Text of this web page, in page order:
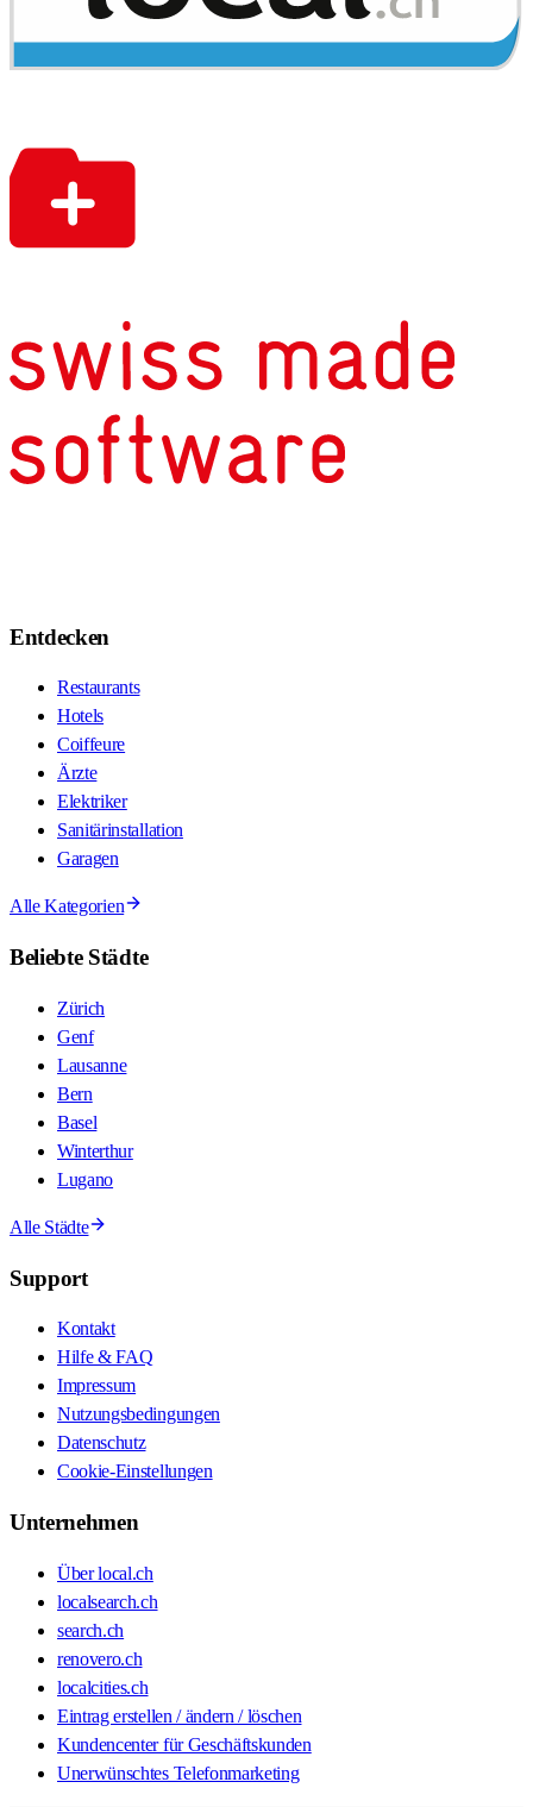
Entdecken
Restaurants
Hotels
Coiffeure
Ärzte
Elektriker
Sanitärinstallation
Garagen
Alle Kategorien
Beliebte Städte
Zürich
Genf
Lausanne
Bern
Basel
Winterthur
Lugano
Alle Städte
Support
Kontakt
Hilfe & FAQ
Impressum
Nutzungsbedingungen
Datenschutz
Cookie-Einstellungen
Unternehmen
Über local.ch
localsearch.ch
search.ch
renovero.ch
localcities.ch
Eintrag erstellen / ändern / löschen
Kundencenter für Geschäftskunden
Unerwünschtes Telefonmarketing